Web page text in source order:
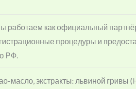
работаем как официальный
процедуры и
РФ.
масло, экстракты: львиной гривы